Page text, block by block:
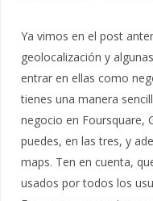
Ya vimos en el post
geolocalización y
entrar en ellas como
tienes una manera
negocio en Foursquare,
puedes, en las tres, y
maps. Ten en cuenta,
usados por todos los